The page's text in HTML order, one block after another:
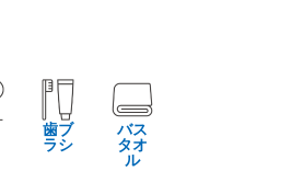
歯ブ
ラシ
バス
タオ
ル